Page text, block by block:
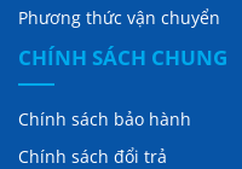
Phương thức vận chuyển
CHÍNH SÁCH CHUNG
Chính sách bảo hành
Chính sách đổi trả